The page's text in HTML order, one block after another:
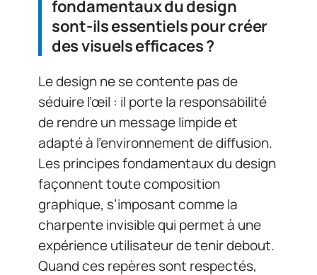
fondamentaux du design
sont-ils essentiels pour créer
des visuels efficaces ?
Le design ne se contente pas de
séduire l’œil : il porte la responsabilité
de rendre un message limpide et
adapté à l’environnement de diffusion.
Les principes fondamentaux du design
façonnent toute composition
graphique, s’imposant comme la
charpente invisible qui permet à une
expérience utilisateur de tenir debout.
Quand ces repères sont respectés,